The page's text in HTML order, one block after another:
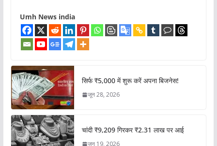
Umh News india
सिर्फ ₹5,000 में शुरू करें अपना बिजनेस!
जून 28, 2026
चांदी ₹9,209 गिरकर ₹2.31 लाख पर आई
जून 19, 2026